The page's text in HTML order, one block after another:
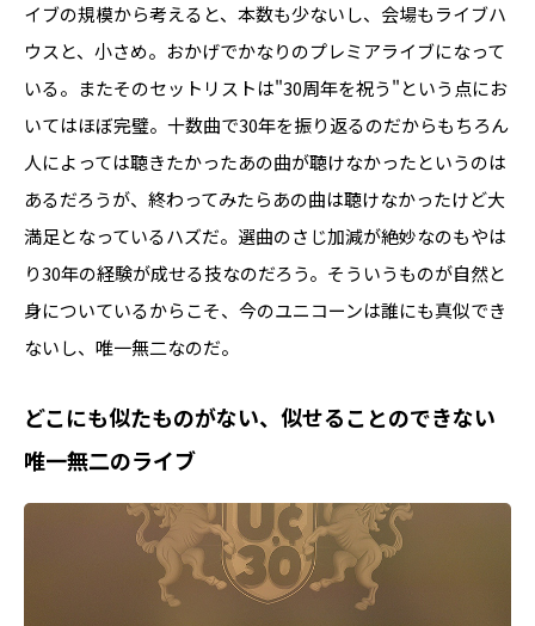
イブの規模から考えると、本数も少ないし、会場もライブハ
ウスと、小さめ。おかげでかなりのプレミアライブになって
いる。またそのセットリストは"30周年を祝う"という点にお
いてはほぼ完璧。十数曲で30年を振り返るのだからもちろん
人によっては聴きたかったあの曲が聴けなかったというのは
あるだろうが、終わってみたらあの曲は聴けなかったけど大
満足となっているハズだ。選曲のさじ加減が絶妙なのもやは
り30年の経験が成せる技なのだろう。そういうものが自然と
身についているからこそ、今のユニコーンは誰にも真似でき
ないし、唯一無二なのだ。
どこにも似たものがない、似せることのできない
唯一無二のライブ